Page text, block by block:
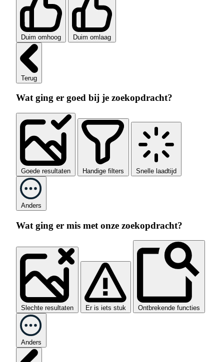
Duim omhoog Duim omlaag
Terug
Wat ging er goed bij je zoekopdracht?
Goede resultaten Handige filters Snelle laadtijd
Anders
Wat ging er mis met onze zoekopdracht?
Slechte resultaten Er is iets stuk Ontbrekende functies
Anders